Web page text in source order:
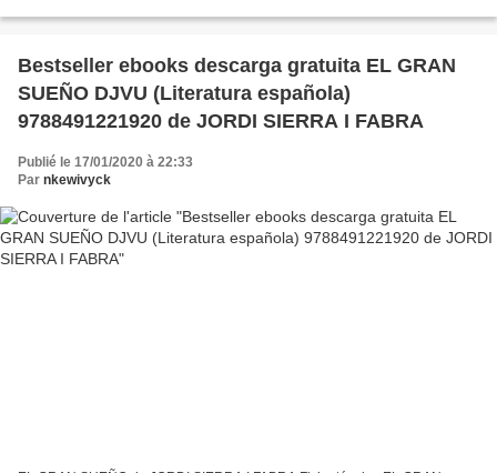
Bestseller ebooks descarga gratuita EL GRAN
SUEÑO DJVU (Literatura española)
9788491221920 de JORDI SIERRA I FABRA
Publié le 17/01/2020 à 22:33
Par nkewivyck